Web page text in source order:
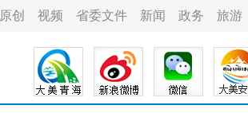
原创 视频 省委文件 新闻 政务 旅游